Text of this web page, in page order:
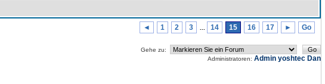
◄ 1 2 3 14 15 16 17 ► Go
Gehe zu:
Administratoren: Admin yoshtec Dan